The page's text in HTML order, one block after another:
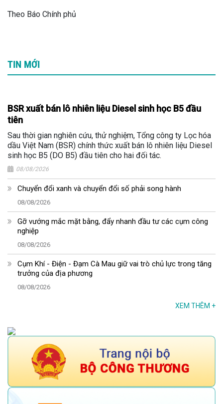
Theo Báo Chính phủ
TIN MỚI
BSR xuất bán lô nhiên liệu Diesel sinh học B5 đầu
tiên
Sau thời gian nghiên cứu, thử nghiệm, Tổng công ty Lọc hóa
dầu Việt Nam (BSR) chính thức xuất bán lô nhiên liệu Diesel
sinh học B5 (DO B5) đầu tiên cho hai đối tác.
08/08/2026
Chuyển đổi xanh và chuyển đổi số phải song hành
08/08/2026
Gỡ vướng mắc mặt bằng, đẩy nhanh đầu tư các cụm công
nghiệp
08/08/2026
Cụm Khí - Điện - Đạm Cà Mau giữ vai trò chủ lực trong tăng
trưởng của địa phương
08/08/2026
XEM THÊM +